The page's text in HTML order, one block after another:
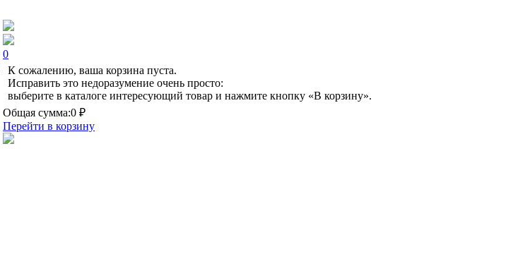
0
К сожалению, ваша корзина пуста.
Исправить это недоразумение очень просто:
выберите в каталоге интересующий товар и нажмите кнопку «В корзину».
Общая сумма:0 ₽
Перейти в корзину